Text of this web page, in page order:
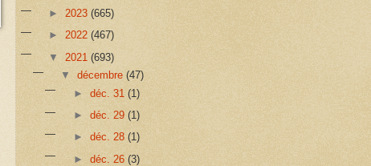
► 2023 (665)
► 2022 (467)
▼ 2021 (693)
▼décembre(47)
► déc. 31 (1)
► déc. 29 (1)
► déc. 28 (1)
► déc. 26 (3)